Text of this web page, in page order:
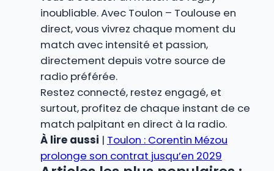
inoubliable. Avec Toulon – Toulouse en
direct, vous vivrez chaque moment du
match avec intensité et passion,
directement depuis votre source de
radio préférée.
Restez connecté, restez engagé, et
surtout, profitez de chaque instant de ce
match palpitant en direct à la radio.
À lire aussi | Toulon : Corentin Mézou
prolonge son contrat jusqu’en 2029